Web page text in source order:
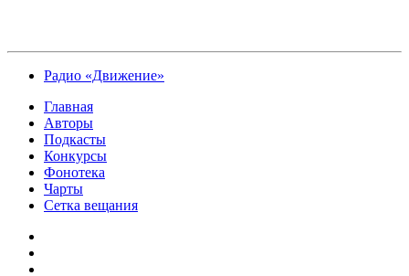
Радио «Движение»
Главная
Авторы
Подкасты
Конкурсы
Фонотека
Чарты
Сетка вещания